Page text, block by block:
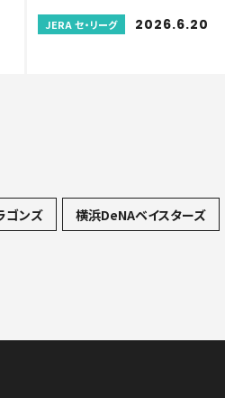
JERA セ・リーグ 2026.6.20
ゴンズ 横浜DeNAベイスターズ